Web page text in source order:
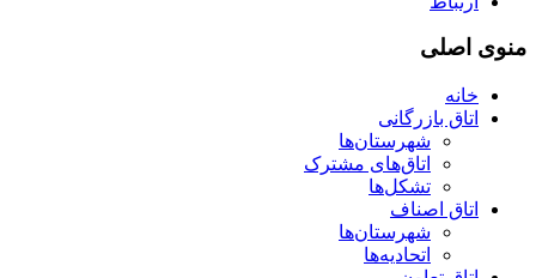
منوی اصلی
خانه
اتاق بازرگانی
شهرستان‌ها
اتاق‌های مشترک
تشکل‌ها
اتاق اصناف
شهرستان‌ها
اتحادیه‌ها